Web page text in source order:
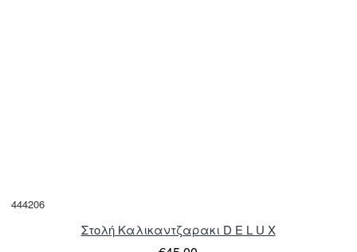
444206
Στολή Καλικαντζαρακι D E L U X